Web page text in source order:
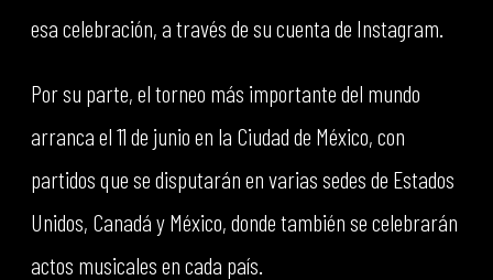
esa celebración, a través de su cuenta de Instagram.
Por su parte, el torneo más importante del mundo
arranca el 11 de junio en la Ciudad de México, con
partidos que se disputarán en varias sedes de Estados
Unidos, Canadá y México, donde también se celebrarán
actos musicales en cada país.